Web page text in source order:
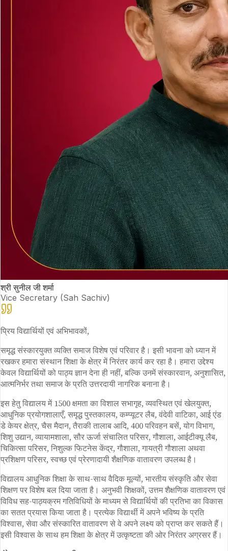
श्री सुनील जी शर्मा
Vice Secretary (Sah Sachiv)
प्रिय विद्यार्थियों एवं अभिभावकों,
समृद्ध संस्कारयुक्त व्यक्ति समाज विशेष एवं परिवार है। इसी भावना को ध्यान में
रखकर हमारा संस्थान शिक्षा के क्षेत्र में निरंतर कार्य कर रहा है। हमारा उद्देश्य
केवल विद्यार्थियों को पाठ्य ज्ञान देना ही नहीं, बल्कि उनमें संस्कारवान, अनुशासित,
आत्मनिर्भर तथा समाज के प्रति उत्तरदायी नागरिक बनाना है।
इस हेतु विद्यालय में 1500 क्षमता का विशाल सभागृह, व्यवस्थित एवं खेलयुक्त,
आधुनिक प्रयोगशालाएँ, समृद्ध पुस्तकालय, कम्प्यूटर लैब, वंदेवी वाटिका, आई एंड
डे केयर क्षेत्र, चैस मैदान, तैराकी तालाब आदि, 400 परिवहन बसें, योग विभाग,
शिशु उद्यान, व्यायामशाला, सौर ऊर्जा संचालित परिसर, गौशाला, आईटीक्यू लैब,
चिकित्सा परिसर, निशुल्क फिटनेस केंद्र, गौशाला, गायत्री गौशाला अथवा
प्रशिक्षण परिसर, स्वच्छ एवं प्रेरणादायी शैक्षणिक वातावरण उपलब्ध है।
विद्यालय आधुनिक शिक्षा के साथ-साथ वैदिक मूल्यों, भारतीय संस्कृति और सेवा
शिक्षण पर विशेष बल दिया जाता है। अनुभवी शिक्षकों, उत्तम शैक्षणिक वातावरण एवं
विविध सह-पाठ्यक्रम गतिविधियों के माध्यम से विद्यार्थियों की प्रतिभा का विकास
का सतत प्रयास किया जाता है। प्रत्येक विद्यार्थी में अपने भविष्य के प्रति
विश्वास, सेवा और संस्कारित वातावरण से वे अपने लक्ष्य को प्राप्त कर सकते हैं।
इसी विश्वास के साथ हम शिक्षा के क्षेत्र में उत्कृष्टता की ओर निरंतर अग्रसर हैं।